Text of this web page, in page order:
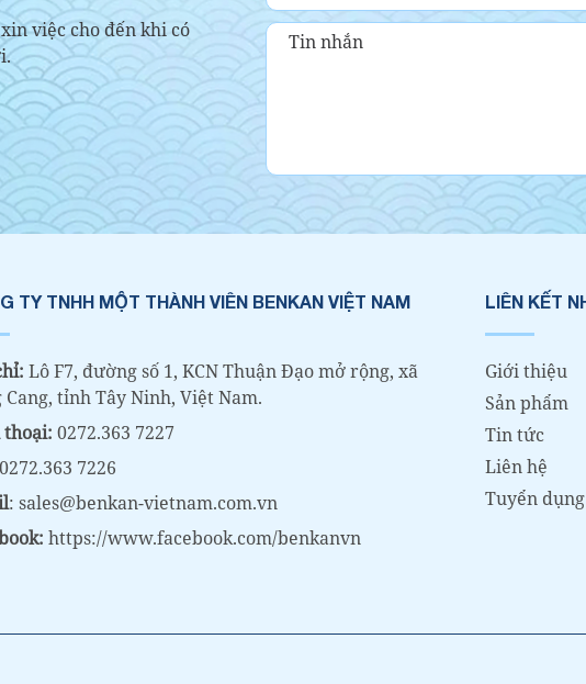
việc cho đến khi có
TY TNHH MỘT THÀNH VIÊN BENKAN VIỆT NAM
Lô F7, đường số 1, KCN Thuận Đạo mở rộng, xã
Cang, tỉnh Tây Ninh, Việt Nam.
0272.363 7227
0272.363 7226
: sales@benkan-vietnam.com.vn
https://www.facebook.com/benkanvn
LIÊN KẾT
Giới thiệu
Sản phẩm
Tin tức
Liên hệ
Tuyển dụng